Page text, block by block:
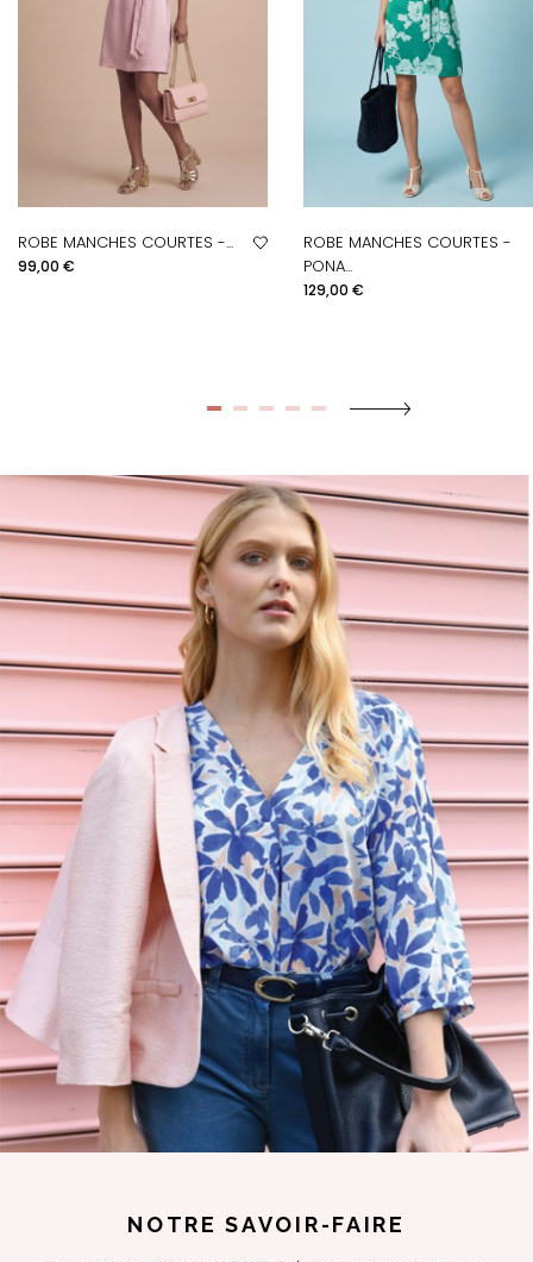
ROBE MANCHES COURTES -...
Prix
99,00 €
ROBE MANCHES COURTES -
PONA...
Prix
129,00 €
NOTRE SAVOIR-FAIRE